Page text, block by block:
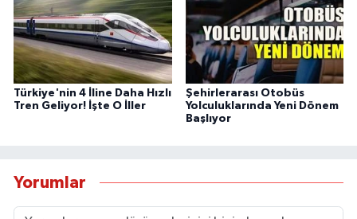
Türkiye'nin 4 İline Daha Hızlı
Tren Geliyor! İşte O İller
Şehirlerarası Otobüs
Yolculuklarında Yeni Dönem
Başlıyor
Yorumlar